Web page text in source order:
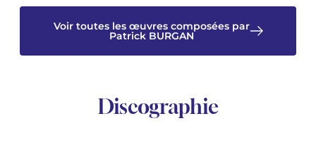
Voir toutes les œuvres composées par
Patrick BURGAN
Discographie